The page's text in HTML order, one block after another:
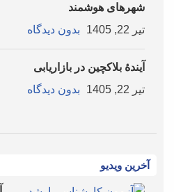
شهرهای هوشمند
تیر 22, 1405
بدون دیدگاه
آیندۀ بلاکچین در بازاریابی
تیر 22, 1405
بدون دیدگاه
آخرین ویدیو